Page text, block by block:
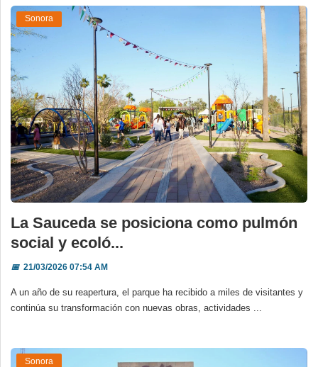
Sonora
La Sauceda se posiciona como pulmón
social y ecoló...
📅21/03/2026 07:54 AM
A un año de su reapertura, el parque ha recibido a miles de visitantes y
continúa su transformación con nuevas obras, actividades ...
Sonora